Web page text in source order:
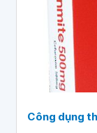
Công dụng